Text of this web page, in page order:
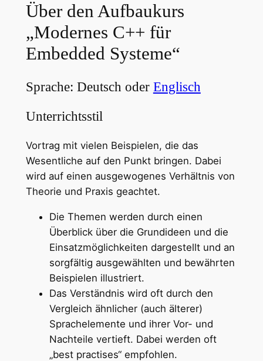
Über den Aufbaukurs
„Modernes C++ für
Embedded Systeme“
Sprache: Deutsch oder Englisch
Unterrichtsstil
Vortrag mit vielen Beispielen, die das
Wesentliche auf den Punkt bringen. Dabei
wird auf einen ausgewogenes Verhältnis von
Theorie und Praxis geachtet.
Die Themen werden durch einen
Überblick über die Grundideen und die
Einsatzmöglichkeiten dargestellt und an
sorgfältig ausgewählten und bewährten
Beispielen illustriert.
Das Verständnis wird oft durch den
Vergleich ähnlicher (auch älterer)
Sprachelemente und ihrer Vor- und
Nachteile vertieft. Dabei werden oft
„best practises“ empfohlen.